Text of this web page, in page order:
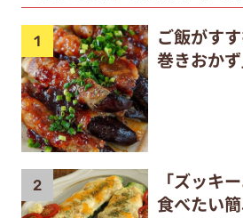
ご飯がす
巻きおか
「ズッキ
食べたい